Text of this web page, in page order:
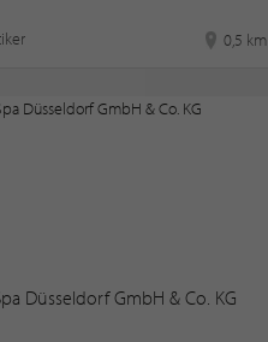
0,5 km
Düsseldorf GmbH & Co. KG